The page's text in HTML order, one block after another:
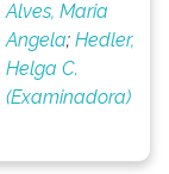
Alves, Maria
Angela;Hedler,
Helga C.
(Examinadora)